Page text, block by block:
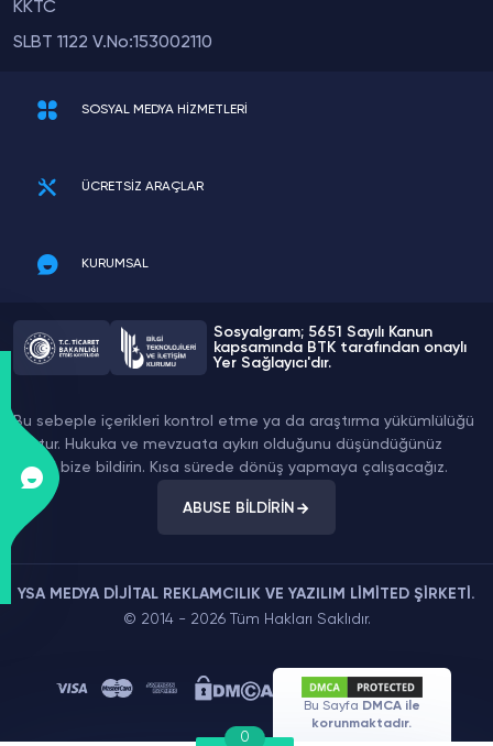
KKTC
SLBT 1122 V.No:153002110
SOSYAL MEDYA HİZMETLERİ
ÜCRETSİZ ARAÇLAR
KURUMSAL
Sosyalgram; 5651 Sayılı Kanun
kapsamında BTK tarafından onaylı
Yer Sağlayıcı'dır.
Bu sebeple içerikleri kontrol etme ya da araştırma yükümlülüğü
yoktur. Hukuka ve mevzuata aykırı olduğunu düşündüğünüz
içeriği bize bildirin. Kısa sürede dönüş yapmaya çalışacağız.
ABUSE BİLDİRİN
YSA MEDYA DİJİTAL REKLAMCILIK VE YAZILIM LİMİTED ŞİRKETİ.
© 2014 - 2026 Tüm Hakları Saklıdır.
Bu Sayfa DMCA ile
korunmaktadır.
0